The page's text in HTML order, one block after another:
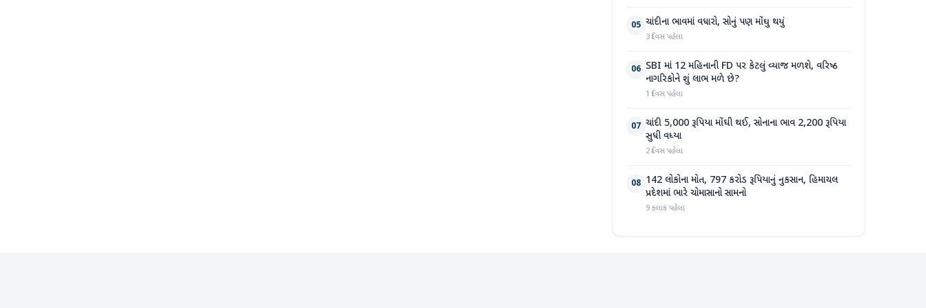
05 ચાંદીના ભાવમાં વધારો, સોનું પણ મોંઘુ થયું
3 દિવસ પહેલા
06 SBI માં 12 મહિનાની FD પર કેટલું વ્યાજ મળશે, વરિષ્ઠ
નાગરિકોને શું લાભ મળે છે?
1 દિવસ પહેલા
07 ચાંદી 5,000 રૂપિયા મોંઘી થઈ, સોનાના ભાવ 2,200 રૂપિયા
સુધી વધ્યા
2 દિવસ પહેલા
08 142 લોકોના મોત, 797 કરોડ રૂપિયાનું નુકસાન, હિમાચલ
પ્રદેશમાં ભારે ચોમાસાનો સામનો
9 કલાક પહેલા